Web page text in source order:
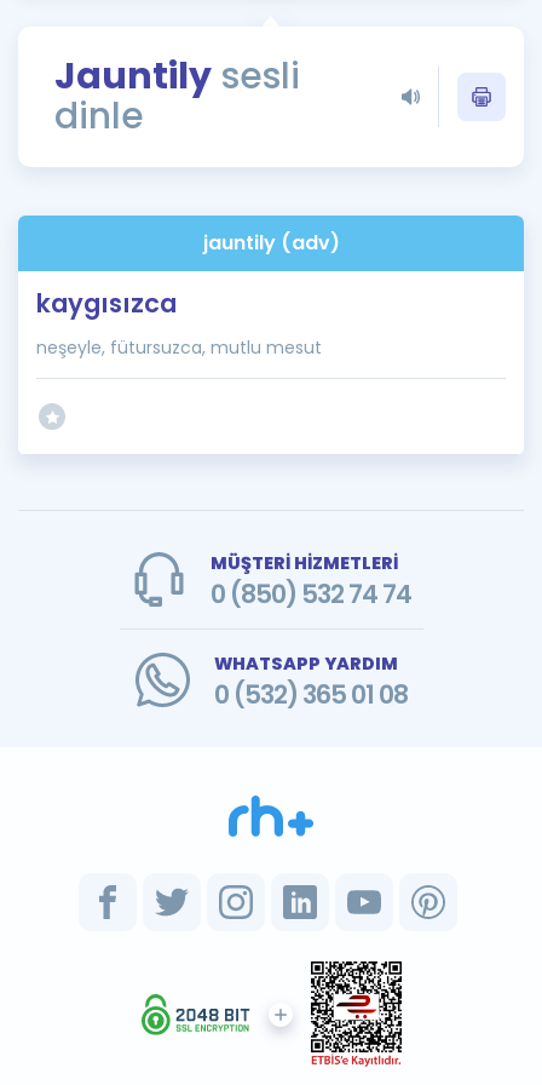
Rehberlik Aracı
ÖSYM Sınav Takvimi
İngilizce Gramer
Jauntily sesli
dinle
jauntily (adv)
kaygısızca
neşeyle, fütursuzca, mutlu mesut
MÜŞTERİ HİZMETLERİ
0 (850) 532 74 74
WHATSAPP YARDIM
0 (532) 365 01 08